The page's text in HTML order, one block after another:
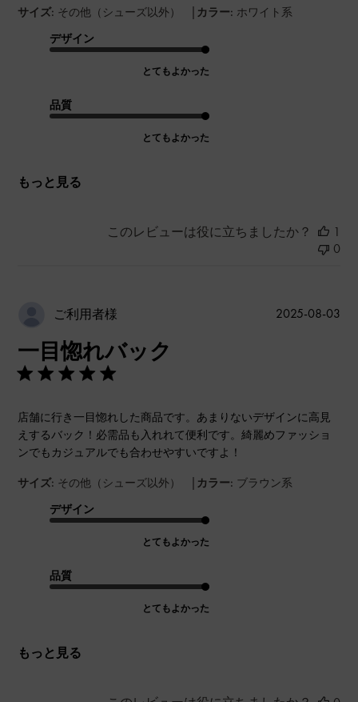
サイズ: その他（シューズ以外） | カラー: ホワイト系
デザイン
とてもよかった
品質
とてもよかった
もっと見る
このレビューは役に立ちましたか？
1
0
ご利用者様
一目惚れバック
店舗に行き一目惚れした商品です。あまりないデザインに高見
えするバック！必需品も入れれて便利です。綺麗めファッショ
ンでもカジュアルでも合わせやすいですよ！
サイズ: その他（シューズ以外） | カラー: ブラウン系
デザイン
とてもよかった
品質
とてもよかった
もっと見る
公
2025-08-03